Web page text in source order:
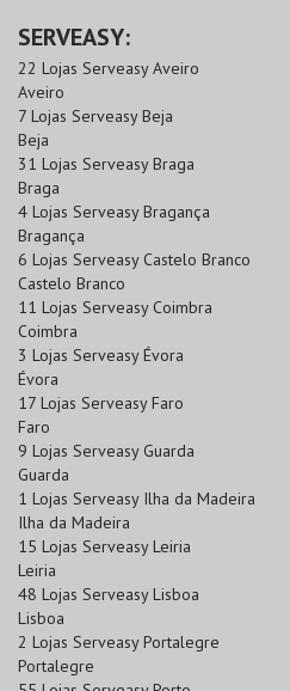
SERVEASY:
22 Lojas Serveasy Aveiro
Aveiro
7 Lojas Serveasy Beja
Beja
31 Lojas Serveasy Braga
Braga
4 Lojas Serveasy Bragança
Bragança
6 Lojas Serveasy Castelo Branco
Castelo Branco
11 Lojas Serveasy Coimbra
Coimbra
3 Lojas Serveasy Évora
Évora
17 Lojas Serveasy Faro
Faro
9 Lojas Serveasy Guarda
Guarda
1 Lojas Serveasy Ilha da Madeira
Ilha da Madeira
15 Lojas Serveasy Leiria
Leiria
48 Lojas Serveasy Lisboa
Lisboa
2 Lojas Serveasy Portalegre
Portalegre